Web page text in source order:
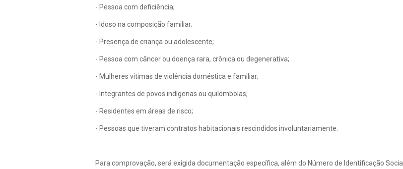
- Pessoa com deficiência;
- Idoso na composição familiar;
- Presença de criança ou adolescente;
- Pessoa com câncer ou doença rara, crônica ou degenerativa;
- Mulheres vítimas de violência doméstica e familiar;
- Integrantes de povos indígenas ou quilombolas;
- Residentes em áreas de risco;
- Pessoas que tiveram contratos habitacionais rescindidos involuntariamente.
Para comprovação, será exigida documentação específica, além do Número de Identificação Social